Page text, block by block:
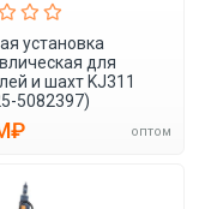
установка
для
и шахт KJ311
5082397)
оптом